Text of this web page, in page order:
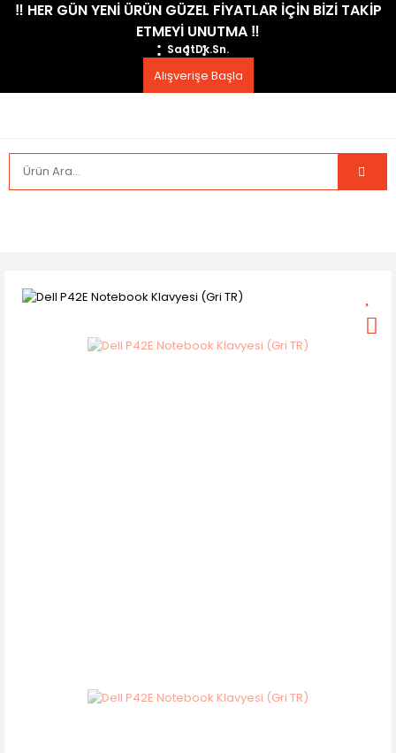
​‼️​ HER GÜN YENİ ÜRÜN GÜZEL FİYATLAR İÇİN BİZİ TAKİP
ETMEYİ UNUTMA ​‼️​
SaatDk.Sn.
Alışverişe Başla